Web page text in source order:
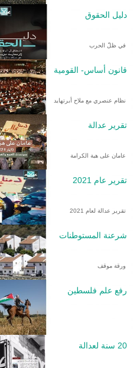
دليل الحقوق
في ظلّ الحرب
قانون أساس- القومية
نظام عنصري مع ملاح أبرتهايد
تقرير عدالة
عامان على هبة الكرامة
تقرير عام 2021
تقرير عدالة لعام 2021
شرعنة المستوطنات
ورقة موقف
رفع علم فلسطين
20 سنة لعدالة